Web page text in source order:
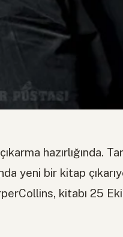
hazırlığında.
yeni bir kitap
kitabı 25